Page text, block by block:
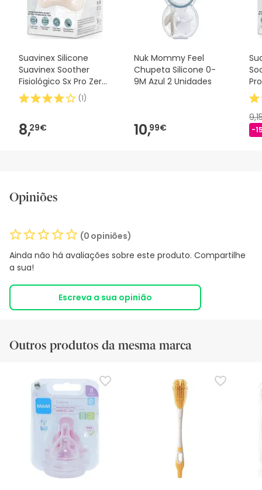
nossos termos e condições
Suavinex Silicone
Suavinex Soother
Fisiológico Sx Pro Zero
2m 1 peça
(1)
8,29€
Nuk Mommy Feel
Chupeta Silicone 0-
9M Azul 2 Unidades
10,99€ -
Opiniões
(0 opiniões)
Ainda não há avaliações sobre este produto. Compartilhe
a sua!
Escreva a sua opinião
Outros produtos da mesma marca